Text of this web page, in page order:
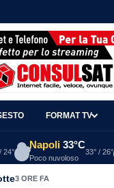
FORMAT TV
24°
Napoli 33°C
Poco nuvoloso
33° / 26°
3 ORE FA